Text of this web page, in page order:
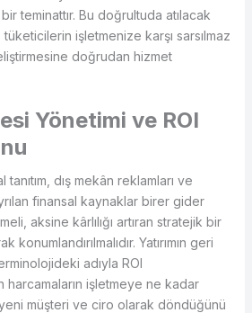
teminattır. Bu doğrultuda atılacak
işletmenize karşı sarsılmaz
doğrudan hizmet
Yönetimi ve ROI
dış mekân reklamları ve
finansal kaynaklar birer gider
aksine kârlılığı artıran stratejik bir
konumlandırılmalıdır. Yatırımın geri
adıyla ROI
harcamaların işletmeye ne kadar
müşteri ve ciro olarak döndüğünü